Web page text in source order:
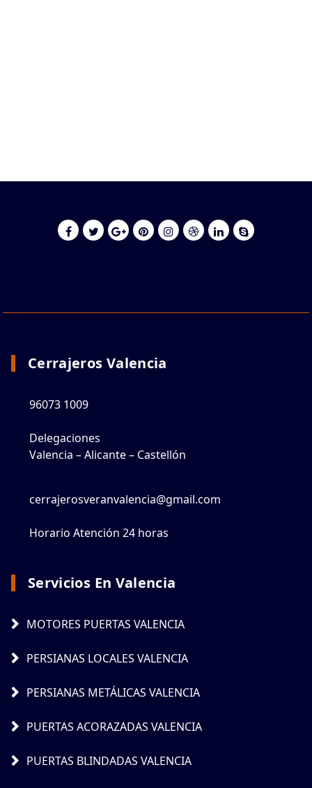
Cerrajeros Valencia
96073 1009
Delegaciones
Valencia – Alicante – Castellón
cerrajerosveranvalencia@gmail.com
Horario Atención 24 horas
Servicios En Valencia
MOTORES PUERTAS VALENCIA
PERSIANAS LOCALES VALENCIA
PERSIANAS METÁLICAS VALENCIA
PUERTAS ACORAZADAS VALENCIA
PUERTAS BLINDADAS VALENCIA